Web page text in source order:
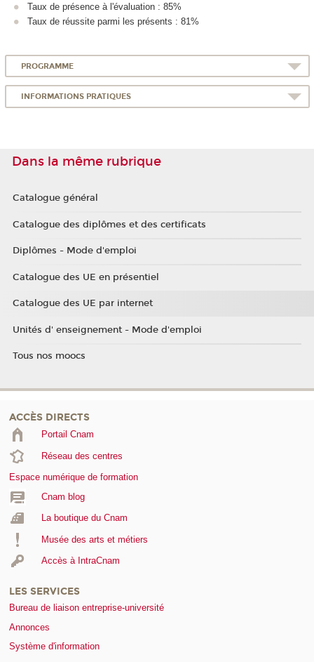
Taux de présence à l'évaluation : 85%
Taux de réussite parmi les présents : 81%
PROGRAMME
INFORMATIONS PRATIQUES
Dans la même rubrique
Catalogue général
Catalogue des diplômes et des certificats
Diplômes - Mode d'emploi
Catalogue des UE en présentiel
Catalogue des UE par internet
Unités d' enseignement - Mode d'emploi
Tous nos moocs
ACCÈS DIRECTS
Portail Cnam
Réseau des centres
Espace numérique de formation
Cnam blog
La boutique du Cnam
Musée des arts et métiers
Accès à IntraCnam
LES SERVICES
Bureau de liaison entreprise-université
Annonces
Système d'information